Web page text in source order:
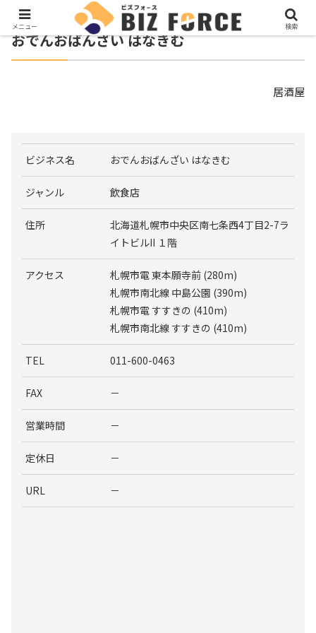
おでんおばんざい はなきむ
居酒屋
ビジネス名 おでんおばんざい はなきむ
ジャンル 飲食店
住所
北海道札幌市中央区南七条西4丁目2-7ラ
イトビルII １階
アクセス
札幌市電 東本願寺前 (280m)
札幌市南北線 中島公園 (390m)
札幌市電 すすきの (410m)
札幌市南北線 すすきの (410m)
TEL 011-600-0463
FAX －
営業時間 －
定休日 －
URL －
メニュー 検索